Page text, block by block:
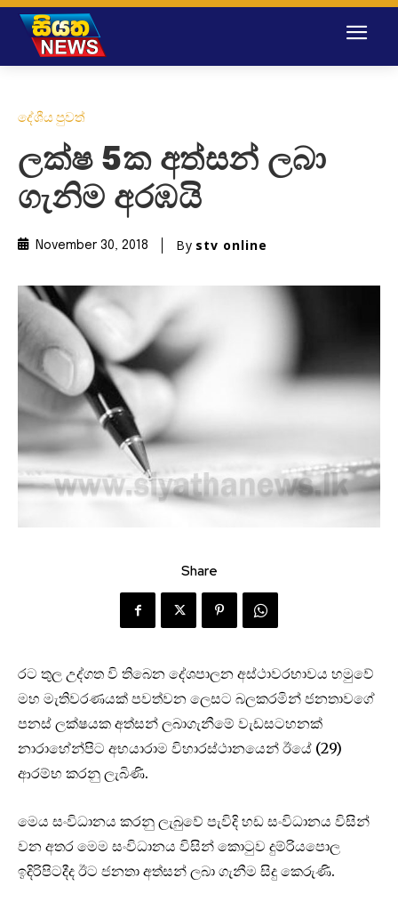
දේශීය පුවත්
ලක්ෂ 5ක අත්සන් ලබා
ගැනිම අරඹයි
November 30, 2018 By stv online
Share
රට තුල උද්ගත වි තිබෙන දේශපාලන අස්ථාවරභාවය හමුවේ
මහ මැතිවරණයක් පවත්වන ලෙසට බලකරමින් ජනතාවගේ
පනස් ලක්ෂයක අත්සන් ලබාගැනීමේ වැඩසටහනක්
නාරාහේන්පිට අභයාරාම විහාරස්ථානයෙන් ඊයේ (29)
ආරම්භ කරනු ලැබිණි.
මෙය සංවිධානය කරනු ලැබුවේ පැවිදි හඩ සංවිධානය විසින්
වන අතර මෙම සංවිධානය විසින් කොටුව දුම්රියපොල
ඉදිරිපිටදීද ඊට ජනතා අත්සන් ලබා ගැනීම සිදු කෙරුණි.